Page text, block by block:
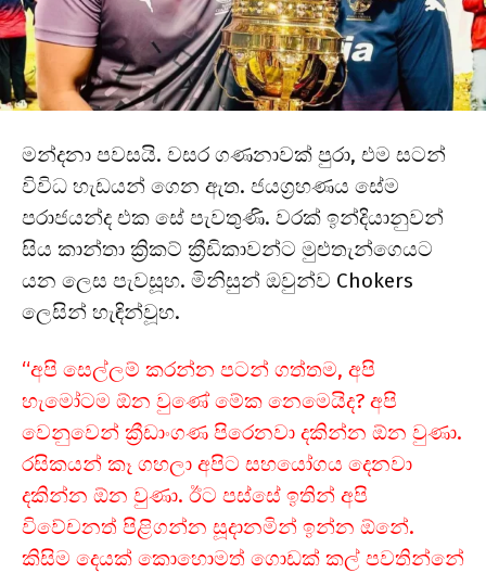
මන්දනා පවසයි. වසර ගණනාවක් පුරා, එම සටන්
විවිධ හැඩයන් ගෙන ඇත. ජයග්‍රහණය සේම
පරාජයන්ද එක සේ පැවතුණි. වරක් ඉන්දියානුවන්
සිය කාන්තා ක්‍රිකට් ක්‍රීඩිකාවන්ට මුළුතැන්ගෙයට
යන ලෙස පැවසූහ. මිනිසුන් ඔවුන්ව Chokers
ලෙසින් හැඳින්වූහ.
“අපි සෙල්ලම් කරන්න පටන් ගත්තම, අපි
හැමෝටම ඕන වුණේ මේක නෙමෙයිද? අපි
වෙනුවෙන් ක්‍රීඩාංගණ පිරෙනවා දකින්න ඕන වුණා.
රසිකයන් කෑ ගහලා අපිට සහයෝගය දෙනවා
දකින්න ඕන වුණා. ඊට පස්සේ ඉතින් අපි
විවේචනත් පිළිගන්න සූදානමින් ඉන්න ඕනේ.
කිසිම දෙයක් කොහොමත් ගොඩක් කල් පවතින්නේ